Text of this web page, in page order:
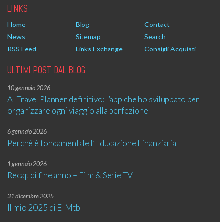
LINKS
Home Blog
Contact
News
Sitemap
Search
RSS Feed
Links Exchange Consigli Acquisti
ULTIMI POST DAL BLOG
10 gennaio 2026
AI Travel Planner definitivo: l’app che ho sviluppato per
organizzare ogni viaggio alla perfezione
6 gennaio 2026
Perché è fondamentale l’Educazione Finanziaria
1 gennaio 2026
Recap di fine anno – Film & Serie TV
31 dicembre 2025
Il mio 2025 di E-Mtb